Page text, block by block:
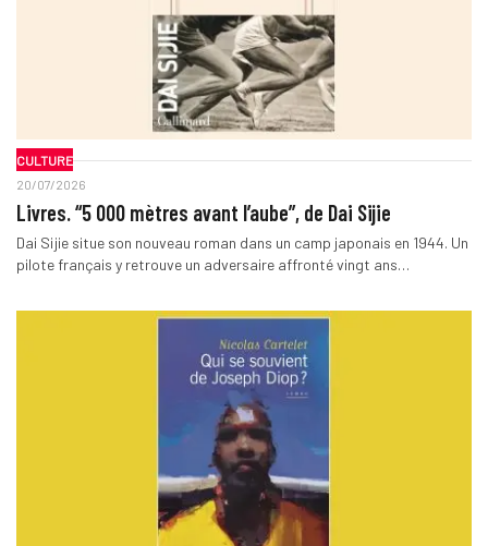
CULTURE
20/07/2026
Livres. “5 000 mètres avant l’aube”, de Dai Sijie
Dai Sijie situe son nouveau roman dans un camp japonais en 1944. Un
pilote français y retrouve un adversaire affronté vingt ans…